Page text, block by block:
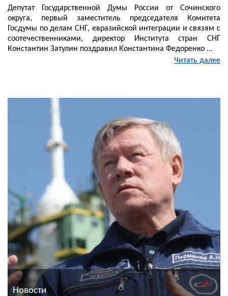
Депутат Государственной Думы России от Сочинского
округа, первый заместитель председателя Комитета
Госдумы по делам СНГ, евразийской интеграции и связям с
соотечественниками, директор Института стран СНГ
Константин Затулин поздравил Константина Федоренко ...
Читать далее
Новости